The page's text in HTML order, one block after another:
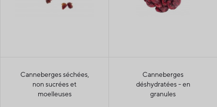
Canneberges séchées,
non sucrées et
moelleuses
Canneberges
déshydratées - en
granules